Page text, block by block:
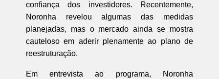
confiança dos investidores. Recentemente,
Noronha revelou algumas das medidas
planejadas, mas o mercado ainda se mostra
cauteloso em aderir plenamente ao plano de
reestruturação.
Em entrevista ao programa, Noronha